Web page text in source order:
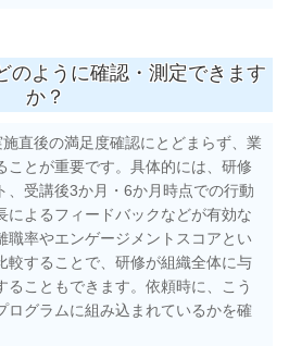
のように確認・測定できます
か？
直後の満足度確認にとどまらず、業
ことが重要です。具体的には、研修
、受講後3か月・6か月時点での行動
によるフィードバックなどが有効な
職率やエンゲージメントスコアとい
較することで、研修が組織全体に与
ることもできます。依頼時に、こう
ログラムに組み込まれているかを確